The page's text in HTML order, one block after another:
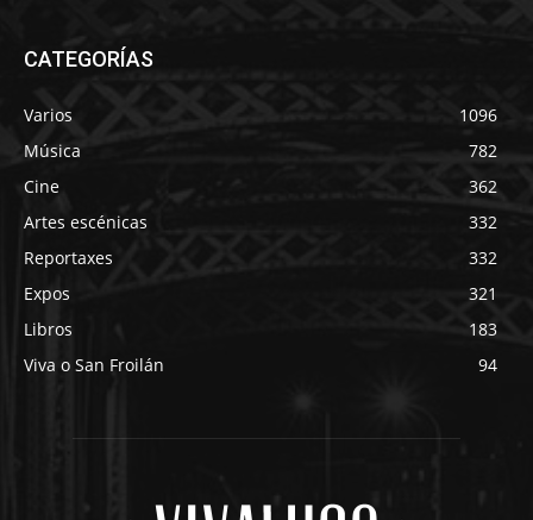
CATEGORÍAS
Varios
1096
Música
782
Cine
362
Artes escénicas
332
Reportaxes
332
Expos
321
Libros
183
Viva o San Froilán
94